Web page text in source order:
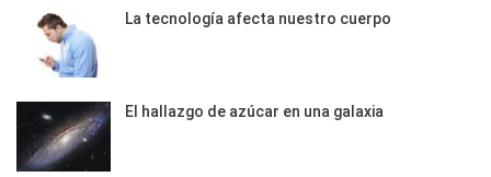
La tecnología afecta nuestro cuerpo
El hallazgo de azúcar en una galaxia